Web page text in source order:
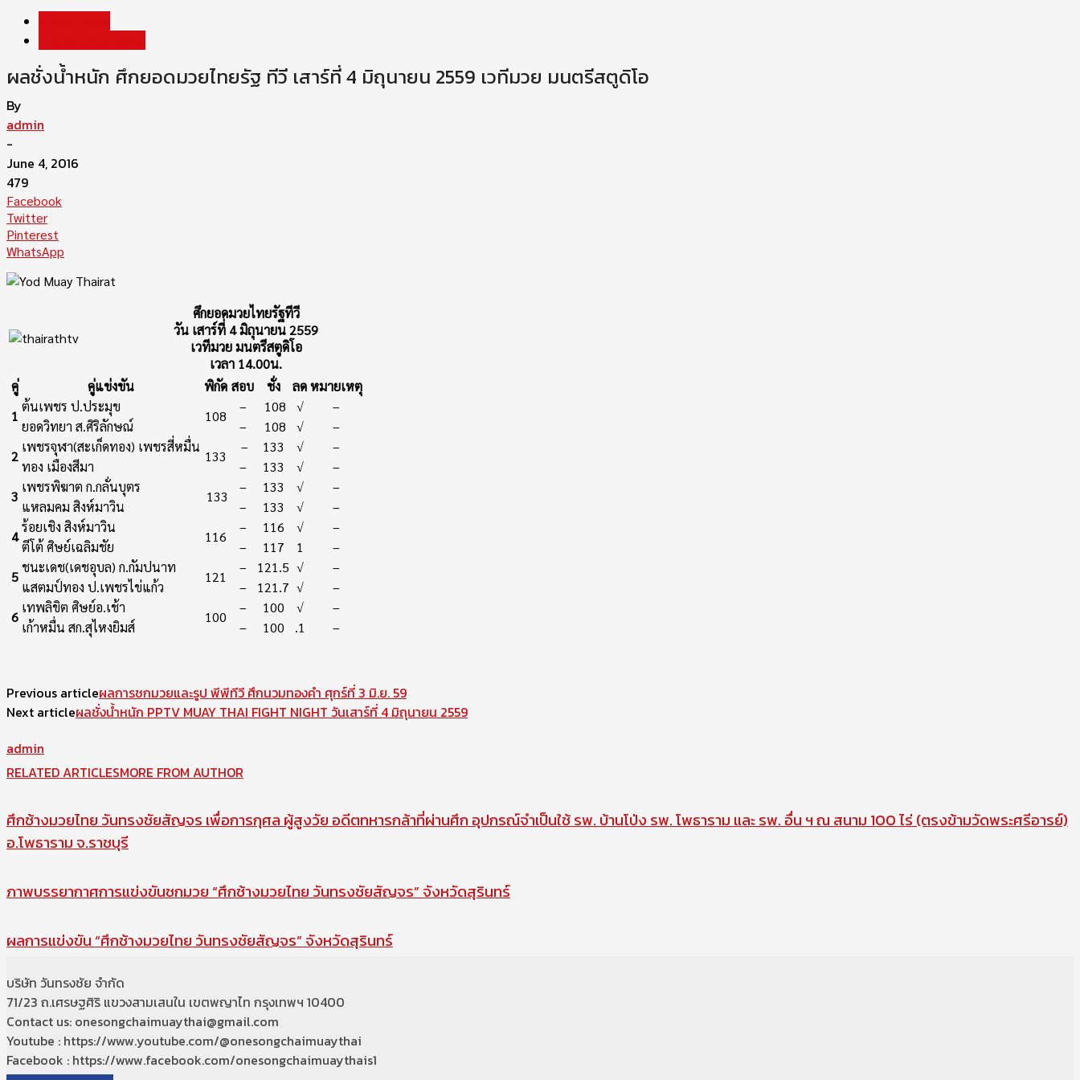
ผลชั่งน้ำหนัก ศึกยอดมวยไทยรัฐ ทีวี เสาร์ที่ 4 มิถุนายน 2559 เวทีมวย มนตรีสตูดิโอ
By
admin
-
June 4, 2016
479
Facebook
Twitter
Pinterest
WhatsApp
ศึกยอดมวยไทยรัฐทีวี
วัน เสาร์ที่ 4 มิถุนายน 2559
เวทีมวย มนตรีสตูดิโอ
เวลา 14.00น.
คู่
คู่แข่งขัน พิกัด สอบ ชั่ง ลดหมายเหตุ
1
ต้นเพชร ป.ประมุข
108
– 108 √
–
ยอดวิทยา ส.ศิริลักษณ์
– 108 √
–
2
เพชรจุฬา(สะเก็ดทอง) เพชรสี่หมื่น
133
– 133 √
–
ทอง เมืองสีมา
– 133 √
–
3
เพชรพิฆาต ก.กลั่นบุตร
133
– 133 √
–
แหลมคม สิงห์มาวิน
– 133 √
–
4
ร้อยเชิง สิงห์มาวิน
116
– 116 √
–
ตีโต้ ศิษย์เฉลิมชัย
– 117 1
–
5
ชนะเดช(เดชอุบล) ก.กัมปนาท
121
– 121.5 √
–
แสตมป์ทอง ป.เพชรไข่แก้ว
– 121.7 √
–
6
เทพลิขิต ศิษย์อ.เช้า
100
– 100 √
–
เก้าหมื่น สก.สุไหงยิมส์
– 100 .1 –
Previous articleผลการชกมวยและรูป พีพีทีวี ศึกนวมทองคำ ศุกร์ที่ 3 มิ.ย. 59
Next articleผลชั่งน้ำหนัก PPTV MUAY THAI FIGHT NIGHT วันเสาร์ที่ 4 มิถุนายน 2559
admin
RELATED ARTICLESMORE FROM AUTHOR
ศึกช้างมวยไทย วันทรงชัยสัญจร เพื่อการกุศล ผู้สูงวัย อดีตทหารกล้าที่ผ่านศึก อุปกรณ์จำเป็นใช้ รพ. บ้านโป่ง รพ. โพธาราม และ รพ. อื่น ฯ ณ สนาม 100 ไร่ (ตรงข้ามวัดพระศรีอารย์)
อ.โพธาราม จ.ราชบุรี
ภาพบรรยากาศการแข่งขันชกมวย “ศึกช้างมวยไทย วันทรงชัยสัญจร” จังหวัดสุรินทร์
ผลการแข่งขัน “ศึกช้างมวยไทย วันทรงชัยสัญจร” จังหวัดสุรินทร์
บริษัท วันทรงชัย จำกัด
71/23 ถ.เศรษฐศิริ แขวงสามเสนใน เขตพญาไท กรุงเทพฯ 10400
Contact us: onesongchaimuaythai@gmail.com
Youtube : https://www.youtube.com/@onesongchaimuaythai
Facebook : https://www.facebook.com/onesongchaimuaythais1